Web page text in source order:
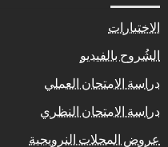
الاختبارات
الشُروح بالفيديو
دراسة الامتحان العملي
دراسة الامتحان النظري
عروض المحلات النرويجية